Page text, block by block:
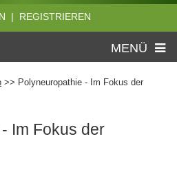
| REGISTRIEREN
MENÜ
>> Polyneuropathie - Im Fokus der
Im Fokus der